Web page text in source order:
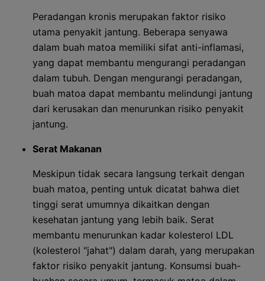
Peradangan kronis merupakan faktor risiko
utama penyakit jantung. Beberapa senyawa
dalam buah matoa memiliki sifat anti-inflamasi,
yang dapat membantu mengurangi peradangan
dalam tubuh. Dengan mengurangi peradangan,
buah matoa dapat membantu melindungi jantung
dari kerusakan dan menurunkan risiko penyakit
jantung.
Serat Makanan
Meskipun tidak secara langsung terkait dengan
buah matoa, penting untuk dicatat bahwa diet
tinggi serat umumnya dikaitkan dengan
kesehatan jantung yang lebih baik. Serat
membantu menurunkan kadar kolesterol LDL
(kolesterol "jahat") dalam darah, yang merupakan
faktor risiko penyakit jantung. Konsumsi buah-